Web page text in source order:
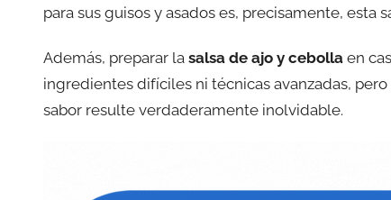
para sus guisos y asados es, precisamente, esta
Además, preparar la salsa de ajo y cebolla en
ingredientes difíciles ni técnicas avanzadas,
sabor resulte verdaderamente inolvidable.